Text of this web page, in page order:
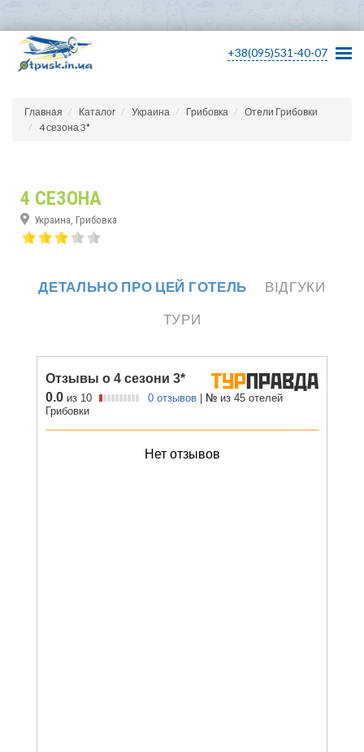
+38(095)531-40-07
Главная Каталог Украина Грибовка
Отели Грибовки
4 сезона 3*
4 СЕЗОНА
Украина, Грибовка
ДЕТАЛЬНО ПРО ЦЕЙ ГОТЕЛЬ
ВІДГУКИ
ТУРИ